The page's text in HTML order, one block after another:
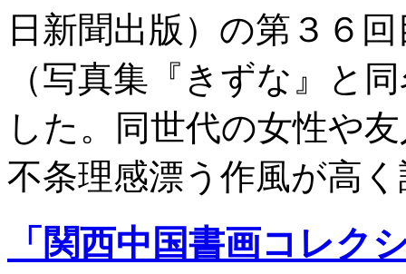
日新聞出版）の第３６
（写真集『きずな』と
した。同世代の女性や
不条理感漂う作風が高
「関西中国書画コレク